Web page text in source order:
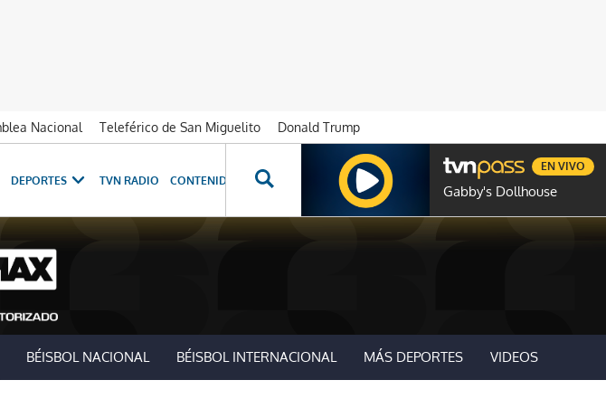
Nacional Teleférico de San Miguelito
Donald Trump
DEPORTES TVN RADIO CONTENIDOS ESPECIALES NOVELAS GENTE TVN
Gabby's Dollhouse
EN VIVO
BÉISBOL NACIONAL BÉISBOL INTERNACIONAL MÁS DEPORTES VIDEOS